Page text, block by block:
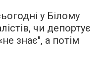
у Білому
чи депортує
знає", а потім